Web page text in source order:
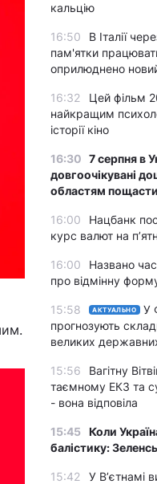
кальцію
16:50
В Італії
пам'ятки
оприлюднено
16:32
Цей фільм
найкращим
історії кіно
16:30 7 серпня в
довгоочікувані
областям
16:00
Нацбанк
курс валют на
16:00
Названо
про відмінну
15:58 АКТУАЛЬНО
У
прогнозують
великих
15:56
Вагітну
таємному ЕКЗ та
- вона відповіла
15:45 Коли
балістику:
15:42
У Вʼєтнамі